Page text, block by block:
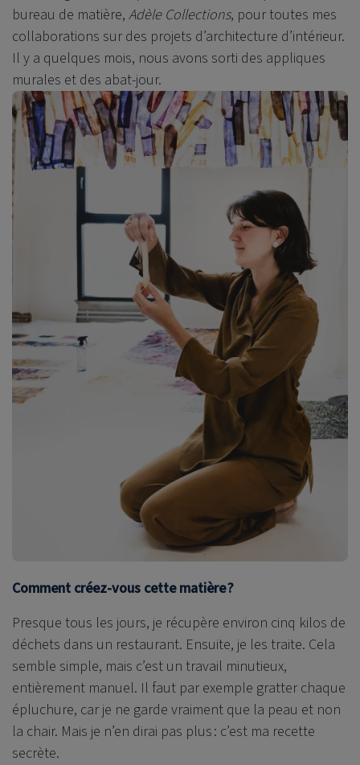
bureau de matière, Adèle Collections, pour toutes mes
collaborations sur des projets d’architecture d’intérieur.
Il y a quelques mois, nous avons sorti des appliques
murales et des abat-jour.
Comment créez-vous cette matière ?
Presque tous les jours, je récupère environ cinq kilos de
déchets dans un restaurant. Ensuite, je les traite. Cela
semble simple, mais c’est un travail minutieux,
entièrement manuel. Il faut par exemple gratter chaque
épluchure, car je ne garde vraiment que la peau et non
la chair. Mais je n’en dirai pas plus : c’est ma recette
secrète.